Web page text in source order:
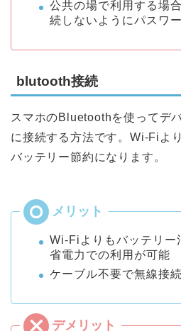
公共の場で利用する場
続しないようにパスワ
blutooth接続
スマホのBluetoothを使ってデ
に接続する方法です。Wi-Fiよ
バッテリー節約になります。
Wi-Fiよりもバッテリー
省電力での利用が可能
ケーブル不要で無線接